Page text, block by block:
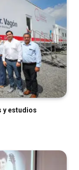
y estudios